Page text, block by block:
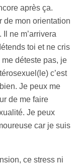
après ça.
de mon orientation
ne m’arrivera
toi et ne cris
déteste pas, je
c’est
Je peux me
de me faire
Je peux
car je suis
ce stress ni